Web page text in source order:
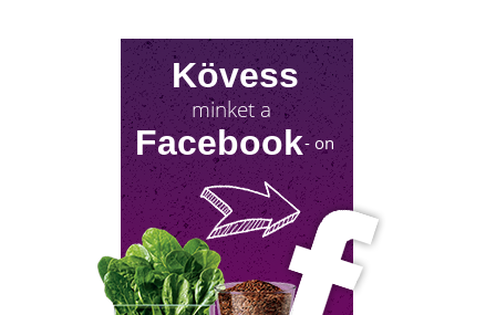
FÉRFI VÁLTOZÓKOR - A
LEHETŐSÉGET LÁSD MEG
Sokan gondolják, hogy a változókor csak a
nőket érinti. Valójában a férfiaknál is
jelentkezik a tesztoszteronszint fokozatos
csökkenése, amit andropauzának vagy
férfiklimaxnak nevezünk. Honnan tudod,
Kövess
minket a
Facebook- on